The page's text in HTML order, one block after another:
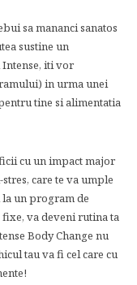
sa mananci sanatos
sustine un
iti vor
in urma unei
tine si alimentatia
cu un impact major
care te va umple
un program de
va deveni rutina ta
Body Change nu
tau va fi cel care cu